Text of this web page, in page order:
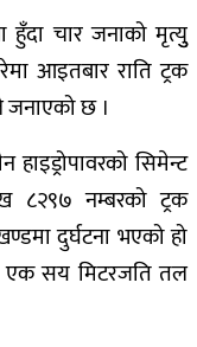
हुँदा चार जनाको मृत्युु
आइतबार राति ट्रक
जनाएको छ ।
हाइड्रोपावरको सिमेन्ट
नम्बरको ट्रक
दुर्घटना भएको हो
एक सय मिटरजति तल